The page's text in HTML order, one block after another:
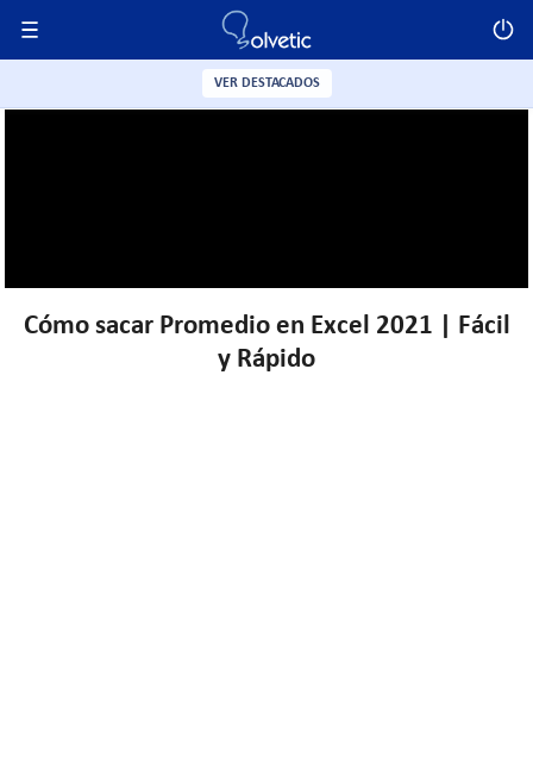
Cómo sacar Promedio en Excel 2021 | Fácil
y Rápido
VER DESTACADOS